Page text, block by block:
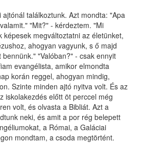
találkoztunk. Azt mondta: "Apa
"Mit?" - kérdeztem. "Mi
képesek megváltoztatni az életünket,
ahogyan vagyunk, s ő majd
"Valóban?" - csak ennyit
evangélista, amikor elmondta
korán reggel, ahogyan mindig,
Szinte minden ajtó nyitva volt. És az
iskolakezdés előtt öt perccel még
volt, és olvasta a Bibliát. Azt a
neki, és amit a por rég belepett
a Római, a Galáciai
mondtam, a csoda megtörtént.